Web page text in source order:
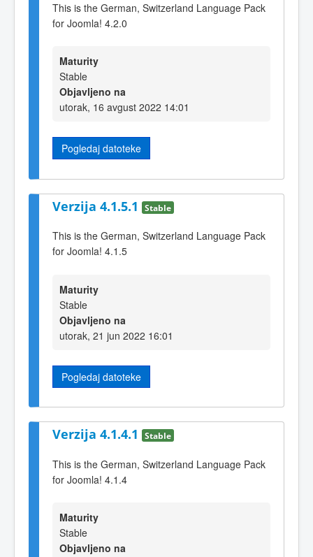
This is the German, Switzerland Language Pack
for Joomla! 4.2.0
Maturity
Stable
Objavljeno na
utorak, 16 avgust 2022 14:01
Pogledaj datoteke
Verzija 4.1.5.1 Stable
This is the German, Switzerland Language Pack
for Joomla! 4.1.5
Maturity
Stable
Objavljeno na
utorak, 21 jun 2022 16:01
Pogledaj datoteke
Verzija 4.1.4.1 Stable
This is the German, Switzerland Language Pack
for Joomla! 4.1.4
Maturity
Stable
Objavljeno na